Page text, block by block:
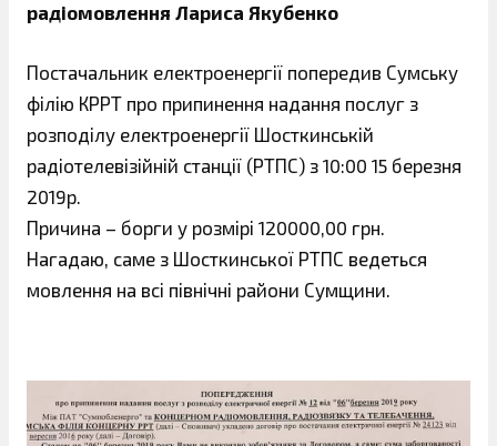
радіомовлення Лариса Якубенко
Постачальник електроенергії попередив Сумську
філію КРРТ про припинення надання послуг з
розподілу електроенергії Шосткинській
радіотелевізійній станції (РТПС) з 10:00 15 березня
2019р.
Причина – борги у розмірі 120000,00 грн.
Нагадаю, саме з Шосткинської РТПС ведеться
мовлення на всі північні райони Сумщини.